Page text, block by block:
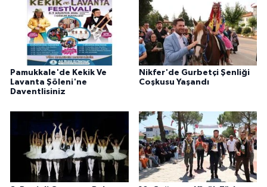
Pamukkale'de Kekik Ve
Lavanta Şöleni'ne
Daventlisiniz
Nikfer'de Gurbetçi Şenliği
Coşkusu Yaşandı